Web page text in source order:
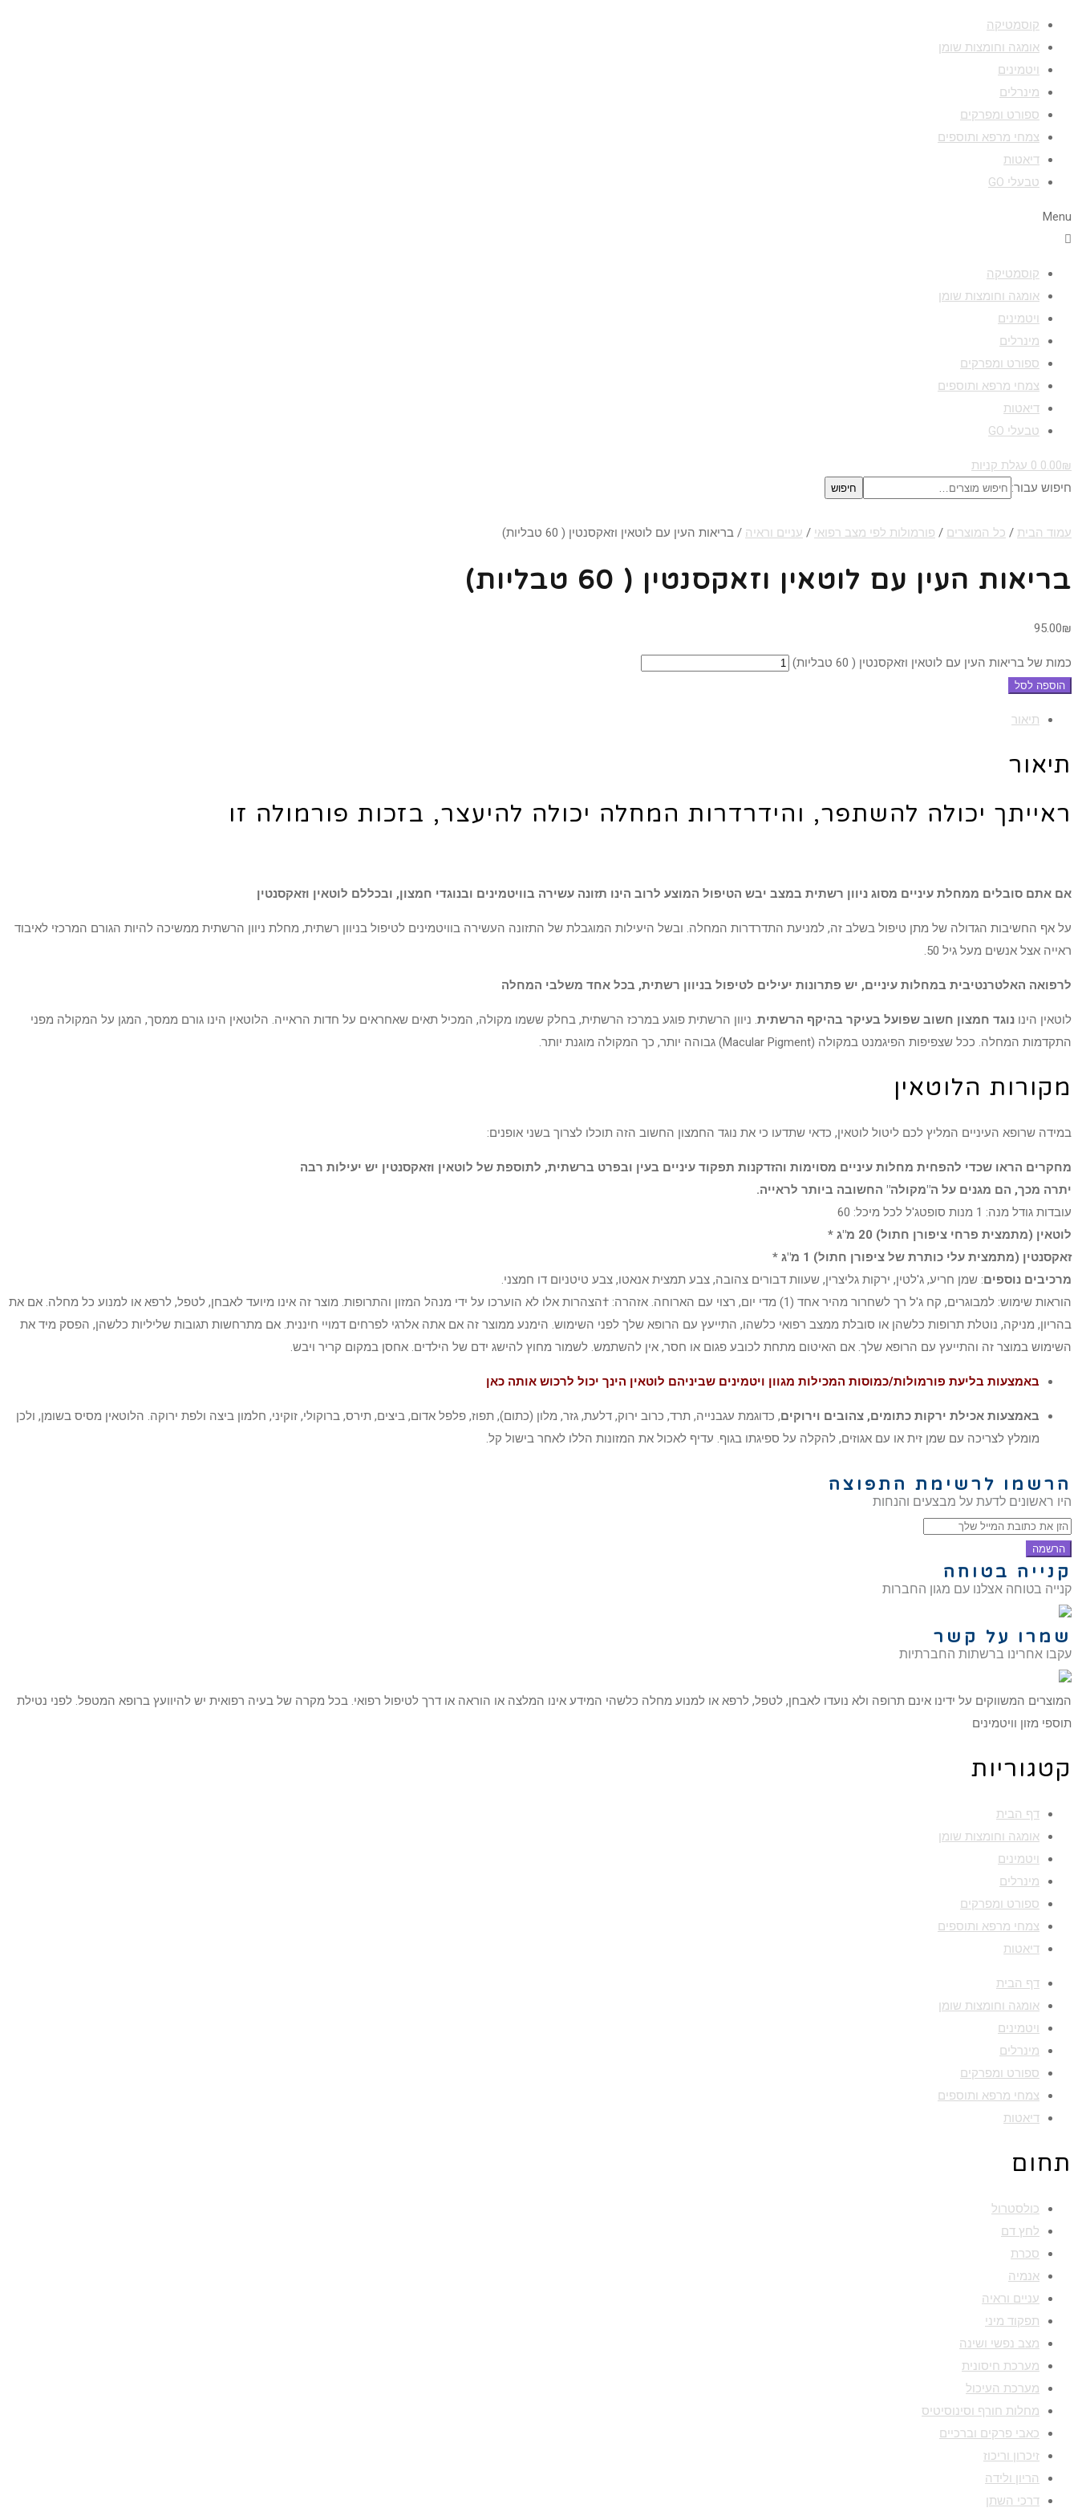
קוסמטיקה
אומגה וחומצות שומן
ויטמינים
מינרלים
ספורט ומפרקים
צמחי מרפא ותוספים
דיאטות
טבעלי GO
Menu
קוסמטיקה
אומגה וחומצות שומן
ויטמינים
מינרלים
ספורט ומפרקים
צמחי מרפא ותוספים
דיאטות
טבעלי GO
0.00₪
0 עגלת קניות
חיפוש עבור:
חיפוש
עמוד הבית / כל המוצרים / פורמולות לפי מצב רפואי / עניים וראיה / בריאות העין עם לוטאין וזאקסנטין ( 60 טבליות)
בריאות העין עם לוטאין וזאקסנטין ( 60 טבליות)
95.00₪
כמות של בריאות העין עם לוטאין וזאקסנטין ( 60 טבליות)
הוספה לסל
תיאור
תיאור
ראייתך יכולה להשתפר, והידרדרות המחלה יכולה להיעצר, בזכות פורמולה זו
אם אתם סובלים ממחלת עיניים מסוג ניוון רשתית במצב יבש הטיפול המוצע לרוב הינו תזונה עשירה בוויטמינים ובנוגדי חמצון, ובכללם לוטאין וזאקסנטין
על אף החשיבות הגדולה של מתן טיפול בשלב זה, למניעת התדרדרות המחלה. ובשל היעילות המוגבלת של התזונה העשירה בוויטמינים לטיפול בניוון רשתית, מחלת ניוון הרשתית ממשיכה להיות הגורם המרכזי לאיבוד
ראייה אצל אנשים מעל גיל 50.
לרפואה האלטרנטיבית במחלות עיניים, יש פתרונות יעילים לטיפול בניוון רשתית, בכל אחד משלבי המחלה
לוטאין הינו נוגד חמצון חשוב שפועל בעיקר בהיקף הרשתית. ניוון הרשתית פוגע במרכז הרשתית, בחלק ששמו מקולה, המכיל תאים שאחראים על חדות הראייה. הלוטאין הינו גורם ממסך, המגן על המקולה מפני
התקדמות המחלה. ככל שצפיפות הפיגמנט במקולה (Macular Pigment) גבוהה יותר, כך המקולה מוגנת יותר.
מקורות הלוטאין
במידה שרופא העיניים המליץ לכם ליטול לוטאין, כדאי שתדעו כי את נוגד החמצון החשוב הזה תוכלו לצרוך בשני אופנים:
מחקרים הראו שכדי להפחית מחלות עיניים מסוימות והזדקנות תפקוד עיניים בעין ובפרט ברשתית, לתוספת של לוטאין וזאקסנטין יש יעילות רבה
יתרה מכך, הם מגנים על ה"מקולה" החשובה ביותר לראייה.
עובדות גודל מנה: 1 מנות סופטג'ל לכל מיכל: 60
לוטאין (מתמצית פרחי ציפורן חתול) 20 מ"ג *
זאקסנטין (מתמצית עלי כותרת של ציפורן חתול) 1 מ"ג *
מרכיבים נוספים: שמן חריע, ג'לטין, ירקות גליצרין, שעוות דבורים צהובה, צבע תמצית אנאטו, צבע טיטניום דו חמצני.
הוראות שימוש: למבוגרים, קח ג'ל רך לשחרור מהיר אחד (1) מדי יום, רצוי עם הארוחה. אזהרה: †הצהרות אלו לא הוערכו על ידי מנהל המזון והתרופות. מוצר זה אינו מיועד לאבחן, לטפל, לרפא או למנוע כל מחלה. אם את
בהריון, מניקה, נוטלת תרופות כלשהן או סובלת ממצב רפואי כלשהו, ​​התייעץ עם הרופא שלך לפני השימוש. הימנע ממוצר זה אם אתה אלרגי לפרחים דמויי חיננית. אם מתרחשות תגובות שליליות כלשהן, הפסק מיד את
השימוש במוצר זה והתייעץ עם הרופא שלך. אם האיטום מתחת לכובע פגום או חסר, אין להשתמש. לשמור מחוץ להישג ידם של הילדים. אחסן במקום קריר ויבש.
באמצעות בליעת פורמולות/כמוסות המכילות מגוון ויטמינים שביניהם לוטאין הינך יכול לרכוש אותה כאן
באמצעות אכילת ירקות כתומים, צהובים וירוקים, כדוגמת עגבנייה, תרד, כרוב ירוק, דלעת, גזר, מלון (כתום), תפוז, פלפל אדום, ביצים, תירס, ברוקולי, זוקיני, חלמון ביצה ולפת ירוקה. הלוטאין מסיס בשומן, ולכן
מומלץ לצריכה עם שמן זית או עם אגוזים, להקלה על ספיגתו בגוף. עדיף לאכול את המזונות הללו לאחר בישול קל.
הרשמו לרשימת התפוצה
היו ראשונים לדעת על מבצעים והנחות
הרשמה
קנייה בטוחה
קנייה בטוחה אצלנו עם מגון החברות
שמרו על קשר
עקבו אחרינו ברשתות החברתיות
המוצרים המשווקים על ידינו אינם תרופה ולא נועדו לאבחן, לטפל, לרפא או למנוע מחלה כלשהי המידע אינו המלצה או הוראה או דרך לטיפול רפואי. בכל מקרה של בעיה רפואית יש להיוועץ ברופא המטפל. לפני נטילת
תוספי מזון וויטמינים
קטגוריות
דף הבית
אומגה וחומצות שומן
ויטמינים
מינרלים
ספורט ומפרקים
צמחי מרפא ותוספים
דיאטות
דף הבית
אומגה וחומצות שומן
ויטמינים
מינרלים
ספורט ומפרקים
צמחי מרפא ותוספים
דיאטות
תחום
כולסטרול
לחץ דם
סכרת
אנמיה
עניים וראיה
תפקוד מיני
מצב נפשי ושינה
מערכת חיסונית
מערכת העיכול
מחלות חורף וסינוסיטיס
כאבי פרקים וברכיים
זיכרון וריכוז
הריון ולידה
דרכי השתן